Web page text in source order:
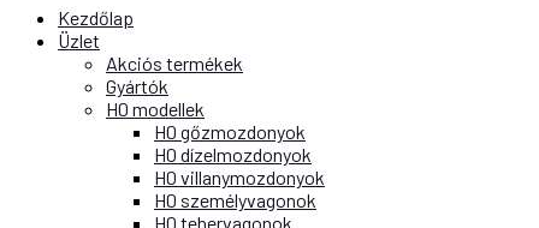
Kezdőlap
Üzlet
Akciós termékek
Gyártók
H0 modellek
H0 gőzmozdonyok
H0 dízelmozdonyok
H0 villanymozdonyok
H0 személyvagonok
H0 tehervagonok